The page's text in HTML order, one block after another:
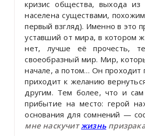
кризис общества, выхода из
населена существами,
первый взгляд). Именно в это
уставший от мира, в котором
нет, лучше её прочесть,
своеобразный мир. Мир,
начале, а потом… Он проходит
приходит к желанию
другим. Тем более, что и
прибытие на место: герой
основания для сомнений —
мне наскучитжизнь